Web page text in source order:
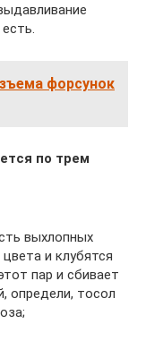
форсунок
по трем
выхлопных
и клубятся
пар и сбивает
определи, тосол